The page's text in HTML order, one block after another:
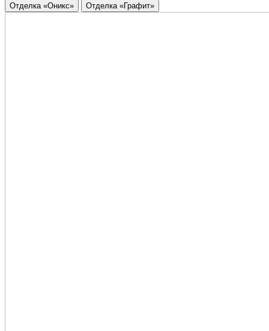
Отделка «Оникс» Отделка «Графит»